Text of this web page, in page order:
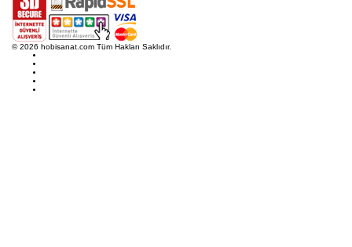
© 2026 hobisanat.com Tüm Hakları Saklıdır.